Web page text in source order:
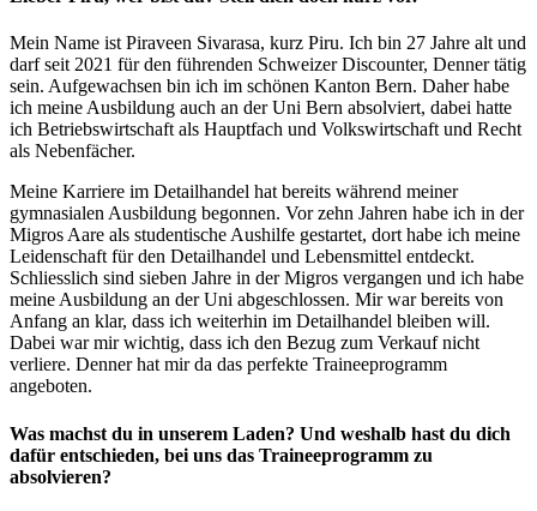
Mein Name ist Piraveen Sivarasa, kurz Piru. Ich bin 27 Jahre alt und
darf seit 2021 für den führenden Schweizer Discounter, Denner tätig
sein. Aufgewachsen bin ich im schönen Kanton Bern. Daher habe
ich meine Ausbildung auch an der Uni Bern absolviert, dabei hatte
ich Betriebswirtschaft als Hauptfach und Volkswirtschaft und Recht
als Nebenfächer.
Meine Karriere im Detailhandel hat bereits während meiner
gymnasialen Ausbildung begonnen. Vor zehn Jahren habe ich in der
Migros Aare als studentische Aushilfe gestartet, dort habe ich meine
Leidenschaft für den Detailhandel und Lebensmittel entdeckt.
Schliesslich sind sieben Jahre in der Migros vergangen und ich habe
meine Ausbildung an der Uni abgeschlossen. Mir war bereits von
Anfang an klar, dass ich weiterhin im Detailhandel bleiben will.
Dabei war mir wichtig, dass ich den Bezug zum Verkauf nicht
verliere. Denner hat mir da das perfekte Traineeprogramm
angeboten.
Was machst du in unserem Laden? Und weshalb hast du dich
dafür entschieden, bei uns das Traineeprogramm zu
absolvieren?